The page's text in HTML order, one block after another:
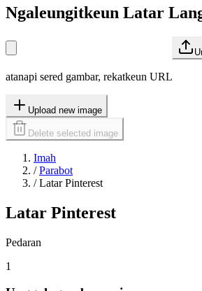
Ngaleungitkeun Latar
atanapi sered gambar, rekatkeun URL
Upload new image
Delete selected image
Imah
/ Parabot
/ Latar Pinterest
Latar Pinterest
Pedaran
1